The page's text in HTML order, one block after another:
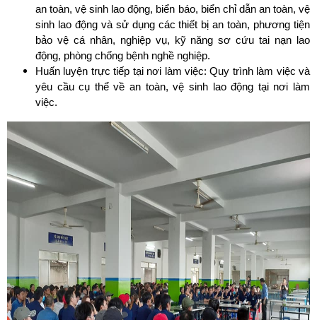
an toàn, vệ sinh lao động, biển báo, biển chỉ dẫn an toàn, vệ
sinh lao động và sử dụng các thiết bị an toàn, phương tiện
bảo vệ cá nhân, nghiệp vụ, kỹ năng sơ cứu tai nạn lao
động, phòng chống bệnh nghề nghiệp.
Huấn luyện trực tiếp tại nơi làm việc: Quy trình làm việc và
yêu cầu cụ thể về an toàn, vệ sinh lao động tại nơi làm
việc.